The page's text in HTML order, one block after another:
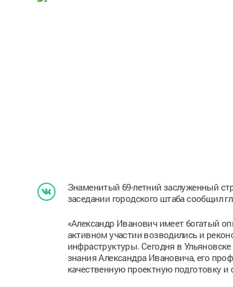
Знаменитый 69-летний заслуженный
заседании городского штаба сообщил
«Александр Иванович имеет богатый
активном участии возводились и
инфраструктуры. Сегодня в
знания Александра Ивановича, его
качественную проектную подготовку